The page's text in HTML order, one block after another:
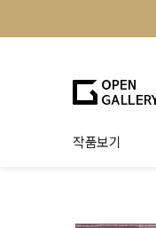
작품보기